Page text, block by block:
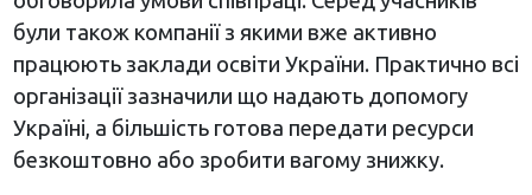
були також компанії з якими вже активно
працюють заклади освіти України. Практично всі
організації зазначили що надають допомогу
Україні, а більшість готова передати ресурси
безкоштовно або зробити вагому знижку.